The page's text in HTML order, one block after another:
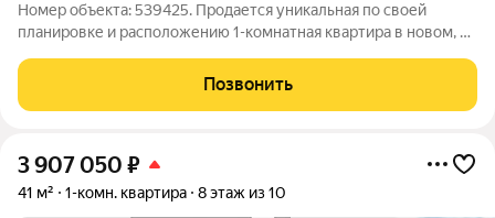
Номер объекта: 539425. Продается уникальная по своей
планировке и расположению 1-комнатная квартира в новом, не
наб. 5а. Общая пл. 42 кв.м., кухня 10.8 кв.м., комната 17.6 кв.м, с/
у раздельный,
Позвонить
3 907 050 ₽
41 м² 1-комн. квартира 8 этаж из 10